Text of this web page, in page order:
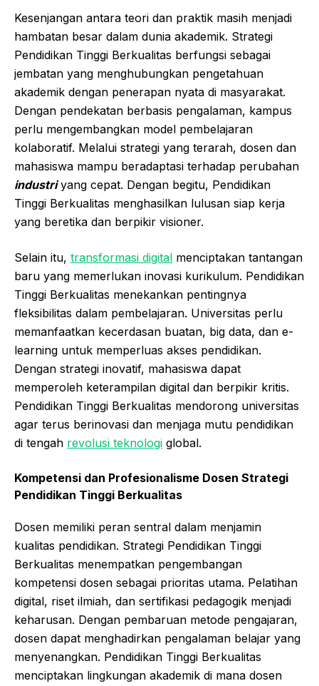
Kesenjangan antara teori dan praktik masih menjadi
hambatan besar dalam dunia akademik. Strategi
Pendidikan Tinggi Berkualitas berfungsi sebagai
jembatan yang menghubungkan pengetahuan
akademik dengan penerapan nyata di masyarakat.
Dengan pendekatan berbasis pengalaman, kampus
perlu mengembangkan model pembelajaran
kolaboratif. Melalui strategi yang terarah, dosen dan
mahasiswa mampu beradaptasi terhadap perubahan
industriyang cepat. Dengan begitu, Pendidikan
Tinggi Berkualitas menghasilkan lulusan siap kerja
yang beretika dan berpikir visioner.
Selain itu, transformasi digital menciptakan tantangan
baru yang memerlukan inovasi kurikulum. Pendidikan
Tinggi Berkualitas menekankan pentingnya
fleksibilitas dalam pembelajaran. Universitas perlu
memanfaatkan kecerdasan buatan, big data, dan e-
learning untuk memperluas akses pendidikan.
Dengan strategi inovatif, mahasiswa dapat
memperoleh keterampilan digital dan berpikir kritis.
Pendidikan Tinggi Berkualitas mendorong universitas
agar terus berinovasi dan menjaga mutu pendidikan
di tengah revolusi teknologi global.
Kompetensi dan Profesionalisme Dosen Strategi
Pendidikan Tinggi Berkualitas
Dosen memiliki peran sentral dalam menjamin
kualitas pendidikan. Strategi Pendidikan Tinggi
Berkualitas menempatkan pengembangan
kompetensi dosen sebagai prioritas utama. Pelatihan
digital, riset ilmiah, dan sertifikasi pedagogik menjadi
keharusan. Dengan pembaruan metode pengajaran,
dosen dapat menghadirkan pengalaman belajar yang
menyenangkan. Pendidikan Tinggi Berkualitas
menciptakan lingkungan akademik di mana dosen